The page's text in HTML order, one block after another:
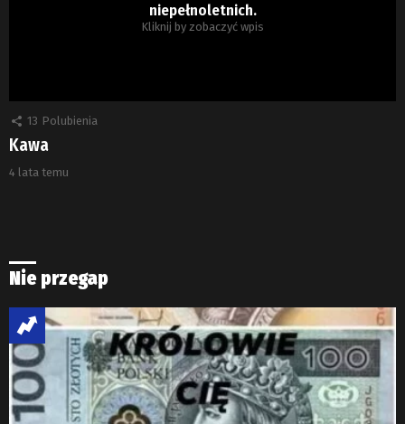
niepełnoletnich.
Kliknij by zobaczyć wpis
13 Polubienia
Kawa
4 lata temu
Nie przegap